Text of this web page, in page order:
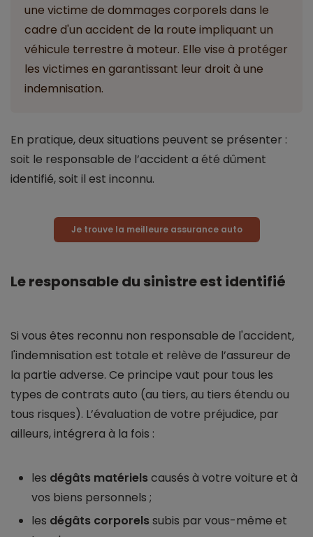
une victime de dommages corporels dans le
cadre d'un accident de la route impliquant un
véhicule terrestre à moteur. Elle vise à protéger
les victimes en garantissant leur droit à une
indemnisation.
En pratique, deux situations peuvent se présenter :
soit le responsable de l’accident a été dûment
identifié, soit il est inconnu.
Je trouve la meilleure assurance auto
Le responsable du sinistre est identifié
Si vous êtes reconnu non responsable de l'accident,
l'indemnisation est totale et relève de l’assureur de
la partie adverse. Ce principe vaut pour tous les
types de contrats auto (au tiers, au tiers étendu ou
tous risques). L’évaluation de votre préjudice, par
ailleurs, intégrera à la fois :
les dégâts matérielscausés à votre voiture et à
vos biens personnels ;
les dégâts corporelssubis par vous-même et